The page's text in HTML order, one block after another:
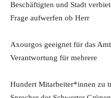
Beschäftigten und Stadt
Frage aufwerfen ob Herr
Axourgos geeignet für das
Verantwortung für mehrere
Hundert Mitarbeiter*innen zu